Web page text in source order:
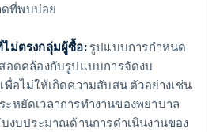
ที่พบบ่อย
ม่ตรงกลุ่มผู้ซื้อ:รูปแบบการกำหนด
อดคล้องกับรูปแบบการจัดงบ
อไม่ให้เกิดความสับสน ตัวอย่างเช่น
หยัดเวลาการทำงานของพยาบาล
งบประมาณด้านการดำเนินงานของ